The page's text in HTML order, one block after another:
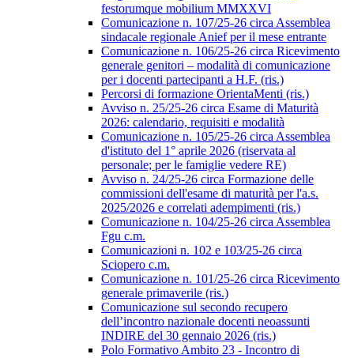
festorumque mobilium MMXXVI
Comunicazione n. 107/25-26 circa Assemblea
sindacale regionale Anief per il mese entrante
Comunicazione n. 106/25-26 circa Ricevimento
generale genitori – modalità di comunicazione
per i docenti partecipanti a H.F. (ris.)
Percorsi di formazione OrientaMenti (ris.)
Avviso n. 25/25-26 circa Esame di Maturità
2026: calendario, requisiti e modalità
Comunicazione n. 105/25-26 circa Assemblea
d'istituto del 1° aprile 2026 (riservata al
personale; per le famiglie vedere RE)
Avviso n. 24/25-26 circa Formazione delle
commissioni dell'esame di maturità per l'a.s.
2025/2026 e correlati adempimenti (ris.)
Comunicazione n. 104/25-26 circa Assemblea
Fgu c.m.
Comunicazioni n. 102 e 103/25-26 circa
Sciopero c.m.
Comunicazione n. 101/25-26 circa Ricevimento
generale primaverile (ris.)
Comunicazione sul secondo recupero
dell’incontro nazionale docenti neoassunti
INDIRE del 30 gennaio 2026 (ris.)
Polo Formativo Ambito 23 - Incontro di